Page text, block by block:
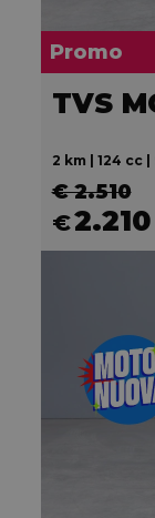
Promo
TVS
2 km | 124 cc
€ 2.510
€2.210